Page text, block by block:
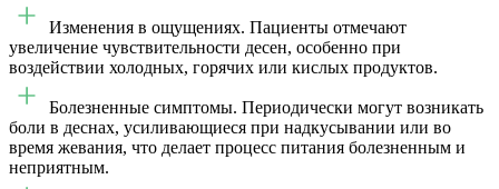
Изменения в ощущениях. Пациенты отмечают
увеличение чувствительности десен, особенно при
воздействии холодных, горячих или кислых продуктов.
Болезненные симптомы. Периодически могут возникать
боли в деснах, усиливающиеся при надкусывании или во
время жевания, что делает процесс питания болезненным и
неприятным.